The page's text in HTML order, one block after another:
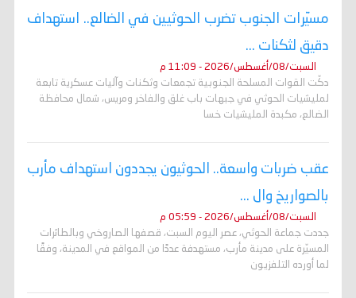
مسيّرات الجنوب تضرب الحوثيين في الضالع.. استهداف
دقيق لثكنات ...
السبت/08/أغسطس/2026 - 11:09 م
دكّت القوات المسلحة الجنوبية تجمعات وثكنات وآليات عسكرية تابعة
لمليشيات الحوثي في جبهات باب غلق والفاخر ومريس، شمال محافظة
الضالع، مكبدة المليشيات خسا
عقب ضربات واسعة.. الحوثيون يجددون استهداف مأرب
بالصواريخ وال ...
السبت/08/أغسطس/2026 - 05:59 م
جددت جماعة الحوثي، عصر اليوم السبت، قصفها الصاروخي وبالطائرات
المسيّرة على مدينة مأرب، مستهدفة عددًا من المواقع في المدينة، وفقًا
لما أورده التلفزيون